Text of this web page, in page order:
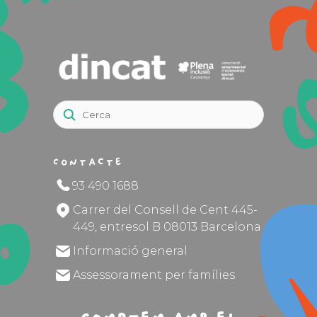
Contacte
93 490 1688
Carrer del Consell de Cent 445-
449, entresol B 08013 Barcelona
Informació general
Assessorament per famílies